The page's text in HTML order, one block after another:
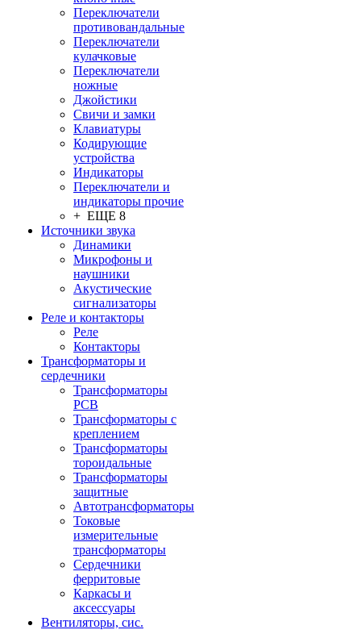
Переключатели
противовандальные
Переключатели
кулачковые
Переключатели
ножные
Джойстики
Свичи и замки
Клавиатуры
Кодирующие
устройства
Индикаторы
Переключатели и
индикаторы прочие
+ ЕЩЕ 8
Источники звука
Динамики
Микрофоны и
наушники
Акустические
сигнализаторы
Реле и контакторы
Реле
Контакторы
Трансформаторы и
сердечники
Трансформаторы
PCB
Трансформаторы с
креплением
Трансформаторы
тороидальные
Трансформаторы
защитные
Автотрансформаторы
Токовые
измерительные
трансформаторы
Сердечники
ферритовые
Каркасы и
аксессуары
Вентиляторы, сис.